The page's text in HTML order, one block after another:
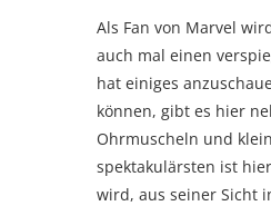
Als Fan von Marvel
auch mal einen
hat einiges
können, gibt es hier
Ohrmuscheln und
spektakulärsten ist
wird, aus seiner Sicht